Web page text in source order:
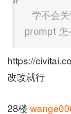
学不会
prompt 怎
https://
改改就行
28楼